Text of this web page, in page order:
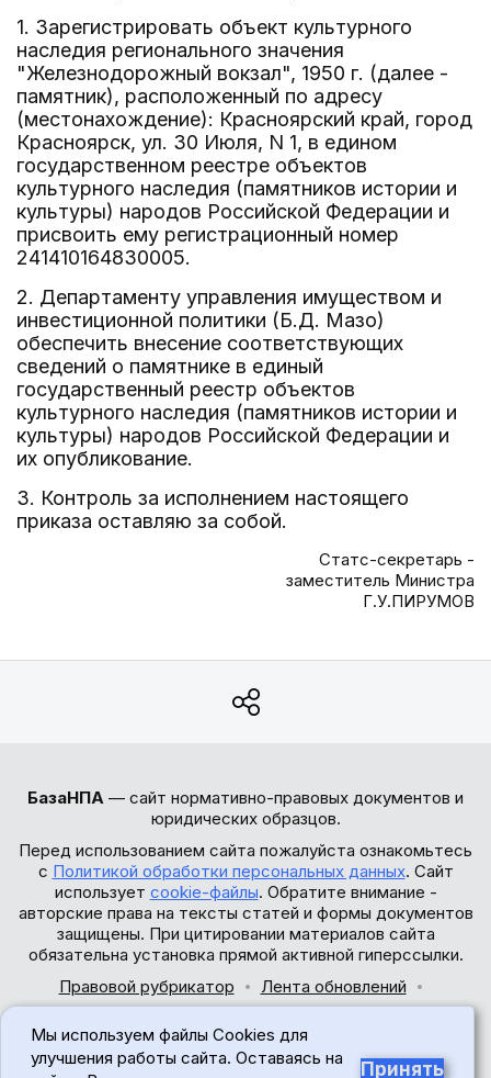
1. Зарегистрировать объект культурного
наследия регионального значения
"Железнодорожный вокзал", 1950 г. (далее -
памятник), расположенный по адресу
(местонахождение): Красноярский край, город
Красноярск, ул. 30 Июля, N 1, в едином
государственном реестре объектов
культурного наследия (памятников истории и
культуры) народов Российской Федерации и
присвоить ему регистрационный номер
241410164830005.
2. Департаменту управления имуществом и
инвестиционной политики (Б.Д. Мазо)
обеспечить внесение соответствующих
сведений о памятнике в единый
государственный реестр объектов
культурного наследия (памятников истории и
культуры) народов Российской Федерации и
их опубликование.
3. Контроль за исполнением настоящего
приказа оставляю за собой.
Статс-секретарь -
заместитель Министра
Г.У.ПИРУМОВ
БазаНПА — сайт нормативно-правовых документов и
юридических образцов.
Перед использованием сайта пожалуйста ознакомьтесь
с Политикой обработки персональных данных. Сайт
использует cookie-файлы. Обратите внимание -
авторские права на тексты статей и формы документов
защищены. При цитировании материалов сайта
обязательна установка прямой активной гиперссылки.
Правовой рубрикатор
Лента обновлений
© 2017-2026
Мы используем файлы Cookies для
улучшения работы сайта. Оставаясь на
Принять